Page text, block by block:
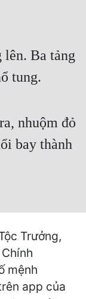
lên. Ba tảng
tung.
nhuộm đỏ
bay thành
Trưởng,
mệnh
app của